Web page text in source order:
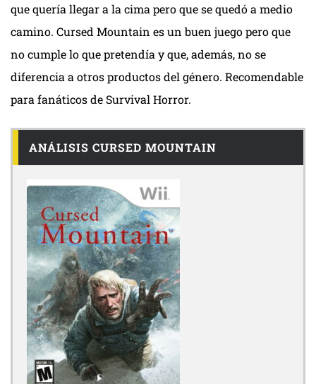
que quería llegar a la cima pero que se quedó a medio
camino. Cursed Mountain es un buen juego pero que
no cumple lo que pretendía y que, además, no se
diferencia a otros productos del género. Recomendable
para fanáticos de Survival Horror.
ANÁLISIS CURSED MOUNTAIN